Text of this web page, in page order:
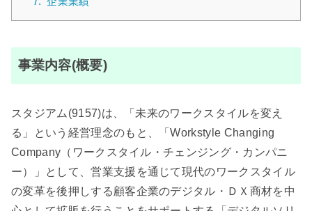
事業内容(概要)
スタジアム(9157)は、「未来のワークスタイルを変え
る」という経営理念のもと、「Workstyle Changing
Company（ワークスタイル・チェンジング・カンパニ
ー）」として、営業支援を通じて現代のワークスタイル
の変革を後押しする顧客企業のデジタル・ＤＸ商材を中